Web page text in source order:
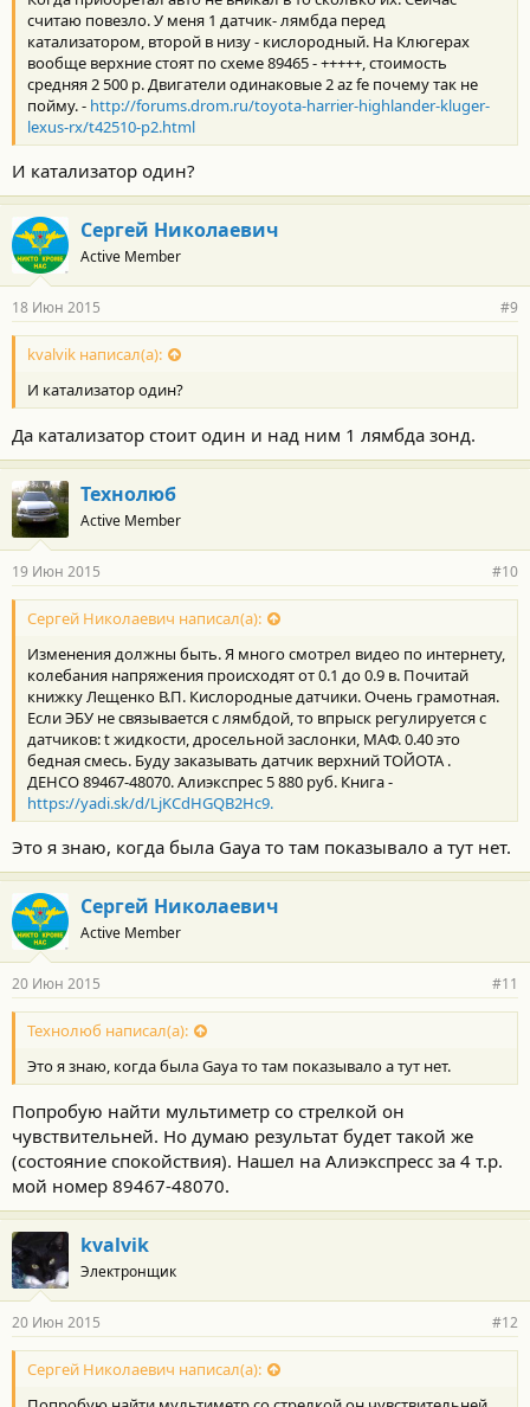
считаю повезло. У меня 1 датчик- лямбда перед
катализатором, второй в низу - кислородный. На Клюгерах
вообще верхние стоят по схеме 89465 - +++++, стоимость
средняя 2 500 р. Двигатели одинаковые 2 az fe почему так не
пойму. - http://forums.drom.ru/toyota-harrier-highlander-kluger-
lexus-rx/t42510-p2.html
И катализатор один?
Сергей Николаевич
Active Member
18 Июн 2015 #9
kvalvik написал(а):
И катализатор один?
Да катализатор стоит один и над ним 1 лямбда зонд.
Технолюб
Active Member
19 Июн 2015 #10
Сергей Николаевич написал(а):
Изменения должны быть. Я много смотрел видео по интернету,
колебания напряжения происходят от 0.1 до 0.9 в. Почитай
книжку Лещенко В.П. Кислородные датчики. Очень грамотная.
Если ЭБУ не связывается с лямбдой, то впрыск регулируется с
датчиков: t жидкости, дросельной заслонки, МАФ. 0.40 это
бедная смесь. Буду заказывать датчик верхний ТОЙОТА .
ДЕНСО 89467-48070. Алиэкспрес 5 880 руб. Книга -
https://yadi.sk/d/LjKCdHGQB2Hc9.
Это я знаю, когда была Gaya то там показывало а тут нет.
Сергей Николаевич
Active Member
20 Июн 2015 #11
Технолюб написал(а):
Это я знаю, когда была Gaya то там показывало а тут нет.
Попробую найти мультиметр со стрелкой он
чувствительней. Но думаю результат будет такой же
(состояние спокойствия). Нашел на Алиэкспресс за 4 т.р.
мой номер 89467-48070.
kvalvik
Электронщик
20 Июн 2015 #12
Сергей Николаевич написал(а):